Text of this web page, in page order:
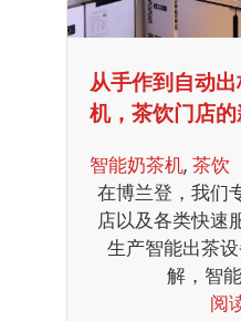
从手作到自动
机，茶饮门店的
智能奶茶机, 茶饮
在博兰登，我们
店以及各类快速
生产智能出茶
解，智
阅